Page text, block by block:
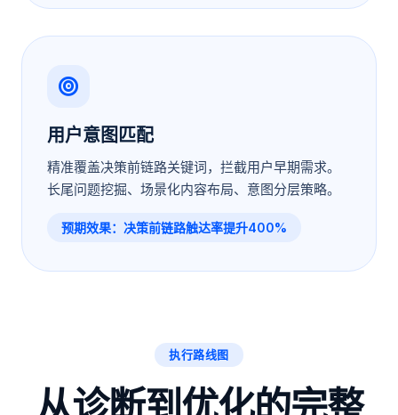
用户意图匹配
精准覆盖决策前链路关键词，拦截用户早期需求。
长尾问题挖掘、场景化内容布局、意图分层策略。
预期效果：决策前链路触达率提升400%
执行路线图
从诊断到优化的完整